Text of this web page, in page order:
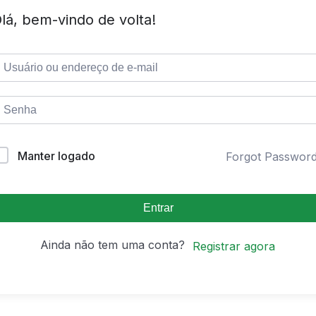
bem-vindo de volta!
Manter logado Forgot
Entrar
Ainda não tem uma conta? Registrar agora